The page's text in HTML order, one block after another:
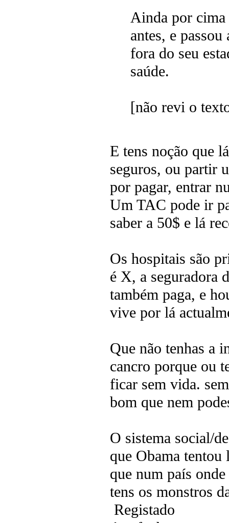
Ainda por cima
antes, e
fora do seu
saúde.
[não revi o
E tens noção que
seguros, ou partir
por pagar, entrar
Um TAC pode ir
saber a 50$ e lá
Os hospitais são
é X, a seguradora
também paga, e
vive por lá
Que não tenhas a
cancro porque ou
ficar sem vida.
bom que nem
O sistema social/
que Obama
que num país
tens os monstros
Registado